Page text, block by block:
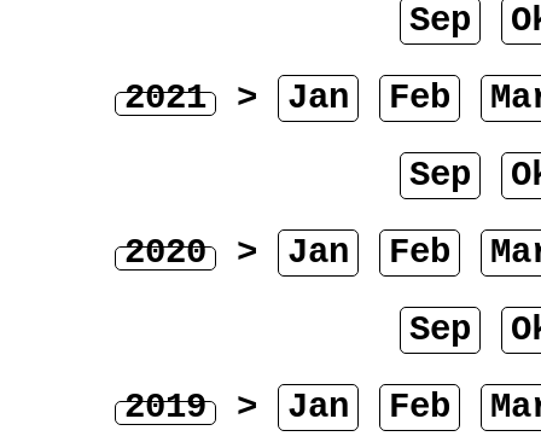
Sep
2021
> Jan Feb
Sep
2020
> Jan Feb
Sep
2019
> Jan Feb